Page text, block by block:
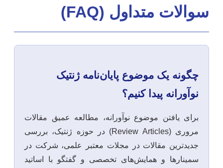
سوالات متداول (FAQ)
چگونه یک موضوع پایان‌نامه ژنتیک
نوآورانه پیدا کنیم؟
برای یافتن موضوع نوآورانه، مطالعه عمیق مقالات
مروری (Review Articles) در حوزه ژنتیک، بررسی
جدیدترین مقالات در مجلات معتبر علمی، شرکت در
سمینارها و همایش‌های تخصصی و گفتگو با اساتید